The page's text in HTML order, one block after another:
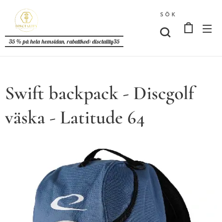
35 % på hela hemsidan, rabattkod: disctality35
SÖK
Swift backpack - Discgolf
väska - Latitude 64